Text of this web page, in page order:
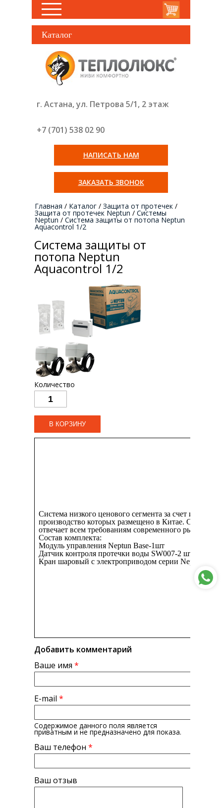
Каталог
г. Астана, ул. Петрова 5/1, 2 этаж
+7 (701) 538 02 90
НАПИСАТЬ НАМ
ЗАКАЗАТЬ ЗВОНОК
Главная / Каталог / Защита от протечек /
Защита от протечек Neptun / Системы
Neptun / Система защиты от потопа Neptun
Aquacontrol 1/2
Система защиты от
потопа Neptun
Aquacontrol 1/2
Количество
Система низкого ценового сегмента за счет
производство которых размещено в Китае. Система
отвечает всем требованиям современного рынка.
Состав комплекта:
Модуль управления Neptun Base-1шт
Датчик контроля протечки воды SW007-2 шт
Кран шаровый с электроприводом серии Neptun
Добавить комментарий
Ваше имя *
E-mail *
Содержимое данного поля является
приватным и не предназначено для показа.
Ваш телефон *
Ваш отзыв